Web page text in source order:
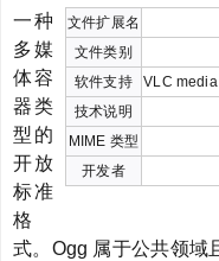
文件扩展名
文件类别
软件支持
VLC
技术说明
MIME 类型
开发者
一种
多媒
体容
器类
型的
开放
标准
格
式。Ogg 属于公共领域